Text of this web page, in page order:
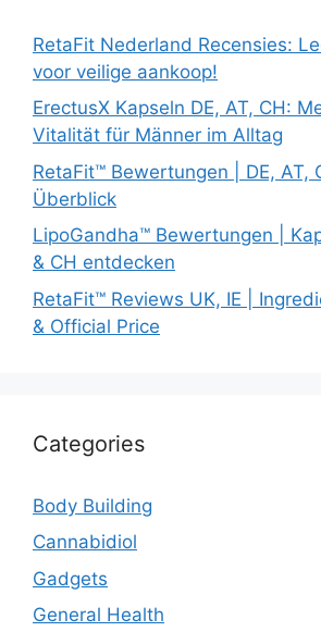
RetaFit Nederland Recensies:
voor veilige aankoop!
ErectusX Kapseln DE, AT, CH:
Vitalität für Männer im Alltag
RetaFit™ Bewertungen | DE, AT,
Überblick
LipoGandha™ Bewertungen |
& CH entdecken
RetaFit™ Reviews UK, IE |
& Official Price
Categories
Body Building
Cannabidiol
Gadgets
General Health